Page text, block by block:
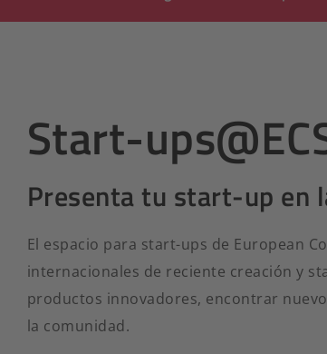
Start-
Presenta tu start-up en
El espacio para start-ups de European
internacionales de reciente creación y
productos innovadores, encontrar
la comunidad.